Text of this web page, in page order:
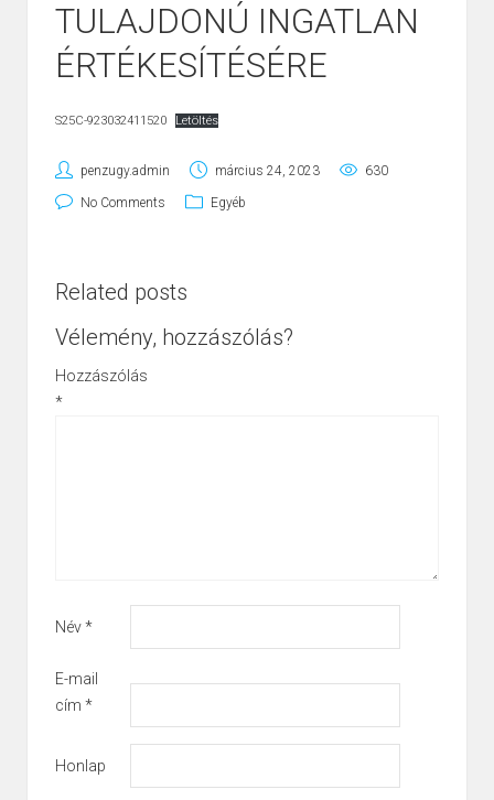
TULAJDONÚ INGATLAN
ÉRTÉKESÍTÉSÉRE
S25C-923032411520 Letöltés
penzugy.admin március 24, 2023 630
No Comments Egyéb
Related posts
Vélemény, hozzászólás?
Hozzászólás
*
Név*
E-mail
cím *
Honlap